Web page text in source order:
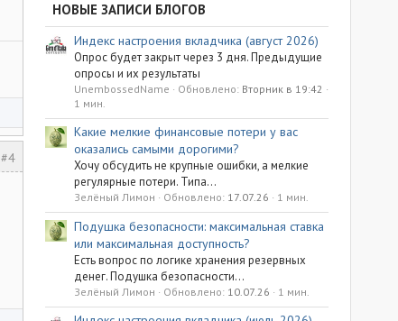
#4
НОВЫЕ ЗАПИСИ БЛОГОВ
Индекс настроения вкладчика (август 2026)
Опрос будет закрыт через 3 дня. Предыдущие
опросы и их результаты
UnembossedName Обновлено: Вторник в 19:42
1 мин.
Какие мелкие финансовые потери у вас
оказались самыми дорогими?
Хочу обсудить не крупные ошибки, а мелкие
регулярные потери. Типа...
Зелёный Лимон Обновлено: 17.07.26 1 мин.
Подушка безопасности: максимальная ставка
или максимальная доступность?
Есть вопрос по логике хранения резервных
денег. Подушка безопасности...
Зелёный Лимон Обновлено: 10.07.26 1 мин.